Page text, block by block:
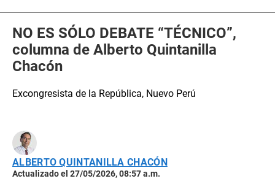
NO ES SÓLO DEBATE “TÉCNICO”,
columna de Alberto Quintanilla
Chacón
Excongresista de la República, Nuevo Perú
ALBERTO QUINTANILLA CHACÓN
Actualizado el 27/05/2026, 08:57 a.m.